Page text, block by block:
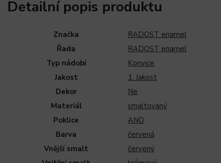
Detailní popis produktu
Značka
RADOST enamel
Řada
RADOST enamel
Typ nádobí
Konvice
Jakost
1. Jakost
Dekor
Ne
Materiál
smaltovaný
Poklice
ANO
Barva
červená
Vnější smalt
červený